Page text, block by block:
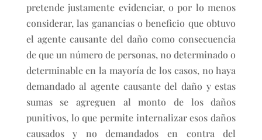
pretende justamente evidenciar, o por lo menos
considerar, las ganancias o beneficio que obtuvo
el agente causante del daño como consecuencia
de que un número de personas, no determinado o
determinable en la mayoría de los casos, no haya
demandado al agente causante del daño y estas
sumas se agreguen al monto de los daños
punitivos, lo que permite internalizar esos daños
causados y no demandados en contra del